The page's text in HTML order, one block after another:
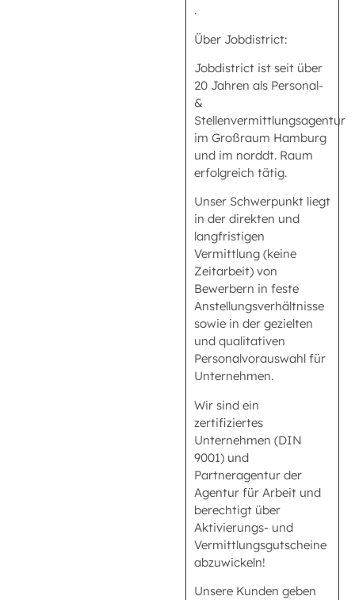
.
Über Jobdistrict:
Jobdistrict ist seit über
20 Jahren als Personal-
&
Stellenvermittlungsagentur
im Großraum Hamburg
und im norddt. Raum
erfolgreich tätig.
Unser Schwerpunkt liegt
in der direkten und
langfristigen
Vermittlung (keine
Zeitarbeit) von
Bewerbern in feste
Anstellungsverhältnisse
sowie in der gezielten
und qualitativen
Personalvorauswahl für
Unternehmen.
Wir sind ein
zertifiziertes
Unternehmen (DIN
9001) und
Partneragentur der
Agentur für Arbeit und
berechtigt über
Aktivierungs- und
Vermittlungsgutscheine
abzuwickeln!
Unsere Kunden geben